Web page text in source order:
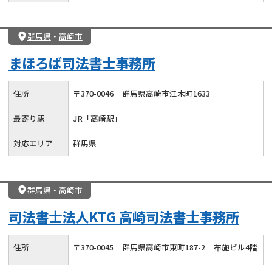
群馬県 ・ 高崎市
まほろば司法書士事務所
住所 〒370-0046 群馬県高崎市江木町1633
最寄り駅 JR「高崎駅」
対応エリア 群馬県
群馬県 ・ 高崎市
司法書士法人KTG 高崎司法書士事務所
住所 〒370-0045 群馬県高崎市東町187-2 布施ビル4階